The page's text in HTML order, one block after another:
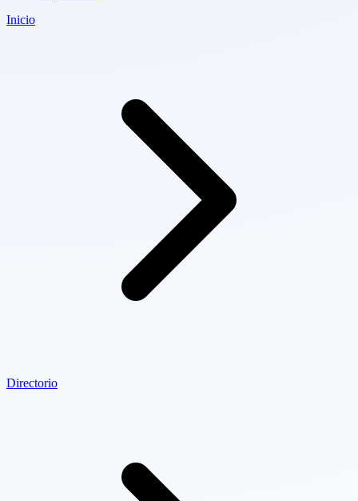
Inicio
Directorio